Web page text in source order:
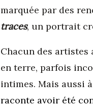
marquée par des
traces, un portrait
Chacun des artistes
en terre, parfois
intimes. Mais aussi
raconte avoir été